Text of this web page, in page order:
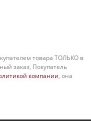
товара ТОЛЬКО в
заказ, Покупатель
компании, она